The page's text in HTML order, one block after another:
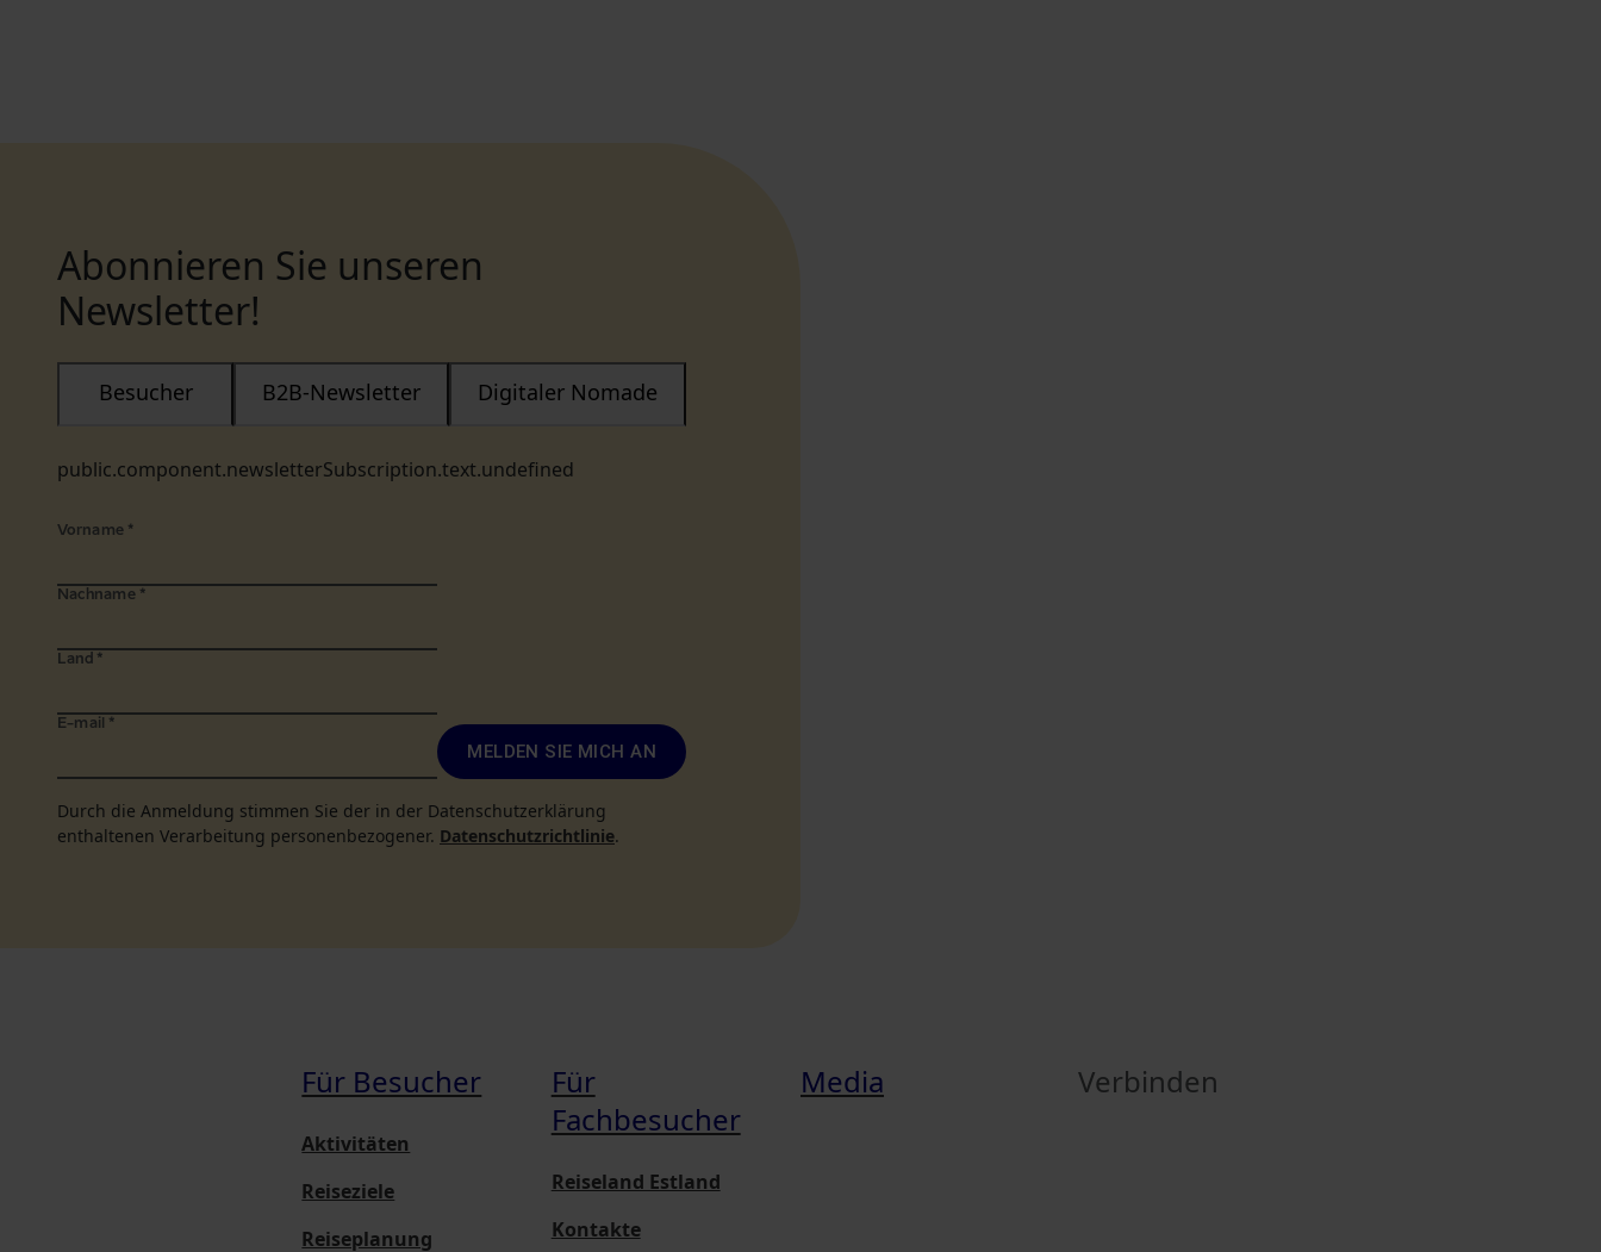
Abonnieren Sie unseren
Newsletter!
public.component.newsletterSubscription.text.undefined
Besucher B2B-Newsletter Digitaler Nomade
Vorname *
Nachname *
Land *
E-mail *
MELDEN SIE MICH AN
Durch die Anmeldung stimmen Sie der in der Datenschutzerklärung
enthaltenen Verarbeitung personenbezogener. Datenschutzrichtlinie.
Für Besucher
Aktivitäten
Reiseziele
Reiseplanung
Für
Fachbesucher
Reiseland Estland
Kontakte
Media Verbinden